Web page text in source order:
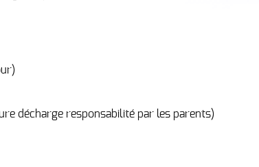
décharge responsabilité par les parents)